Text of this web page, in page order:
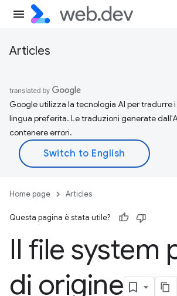
Articles
Google utilizza la tecnologia AI per tradurre
lingua preferita. Le traduzioni generate
contenere errori.
Home page Articles
Questa pagina è stata utile?
Il file system
di origine